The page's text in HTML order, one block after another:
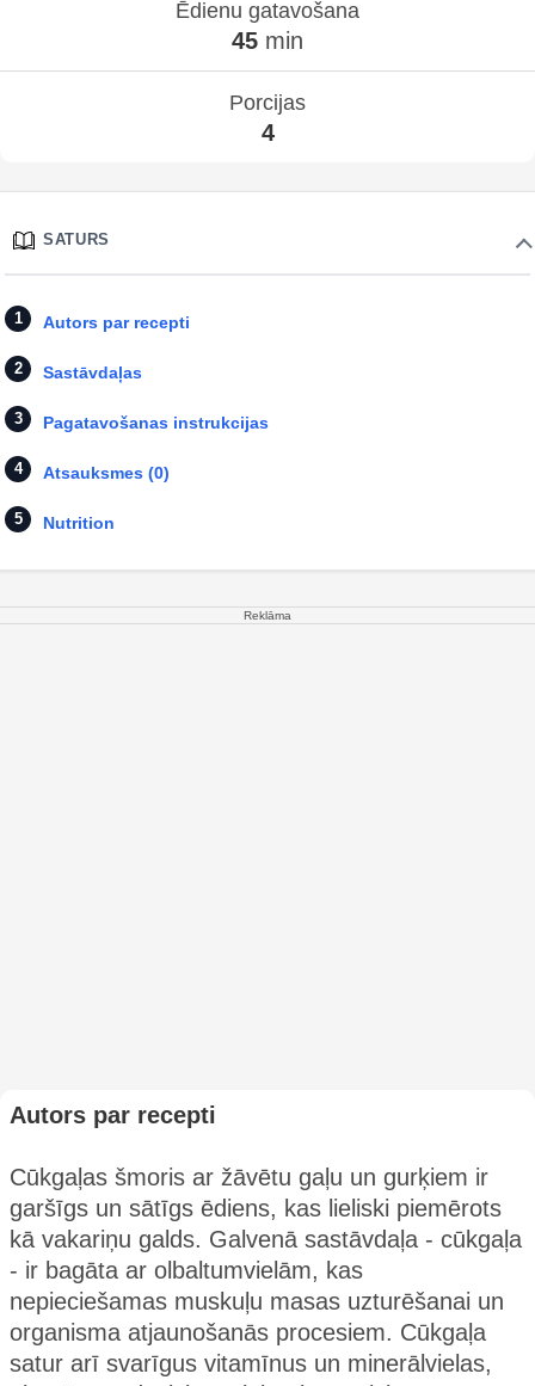
Ēdienu gatavošana
45 min
Porcijas
4
SATURS
Autors par recepti
Sastāvdaļas
Pagatavošanas instrukcijas
Atsauksmes (0)
Nutrition
Reklāma
Autors par recepti
Cūkgaļas šmoris ar žāvētu gaļu un gurķiem ir
garšīgs un sātīgs ēdiens, kas lieliski piemērots
kā vakariņu galds. Galvenā sastāvdaļa - cūkgaļa
- ir bagāta ar olbaltumvielām, kas
nepieciešamas muskuļu masas uzturēšanai un
organisma atjaunošanās procesiem. Cūkgaļa
satur arī svarīgus vitamīnus un minerālvielas,